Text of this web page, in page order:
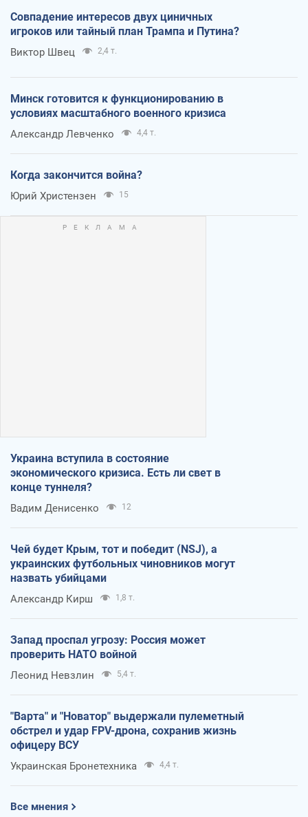
Совпадение интересов двух циничных
игроков или тайный план Трампа и Путина?
Виктор Швец 2,4 т.
Минск готовится к функционированию в
условиях масштабного военного кризиса
Александр Левченко 4,4 т.
Когда закончится война?
Юрий Христензен 15
Украина вступила в состояние
экономического кризиса. Есть ли свет в
конце туннеля?
Вадим Денисенко 12
Чей будет Крым, тот и победит (NSJ), а
украинских футбольных чиновников могут
назвать убийцами
Александр Кирш 1,8 т.
Запад проспал угрозу: Россия может
проверить НАТО войной
Леонид Невзлин 5,4 т.
"Варта" и "Новатор" выдержали пулеметный
обстрел и удар FPV-дрона, сохранив жизнь
офицеру ВСУ
Украинская Бронетехника 4,4 т.
Все мнения